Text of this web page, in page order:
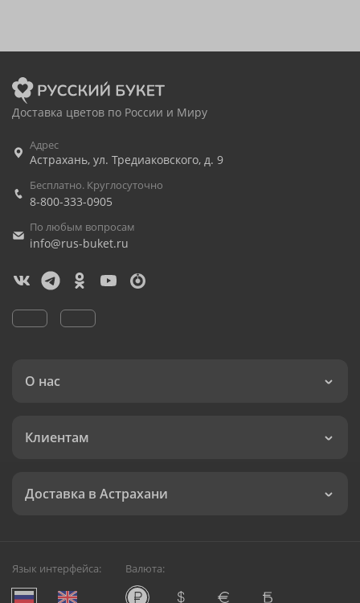
Доставка цветов по России и Миру
Адрес
Астрахань, ул. Тредиаковского, д. 9
Бесплатно. Круглосуточно
8-800-333-0905
По любым вопросам
info@rus-buket.ru
О нас
Клиентам
Доставка в Астрахани
Язык интерфейса: Валюта: